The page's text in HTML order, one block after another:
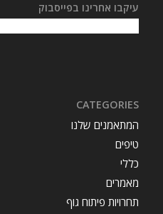
עיקבו אחרינו בפייסבוק
CATEGORIES
המתאמנים שלנו
טיפים
כללי
מאמרים
תחרויות פיתוח גוף